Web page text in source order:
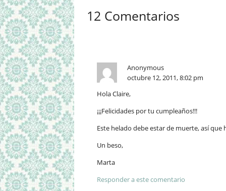
12 Comentarios
Anonymous
octubre 12, 2011, 8:02 pm
Hola Claire,
¡¡¡Felicidades por tu cumpleaños!!!
Este helado debe estar de muerte, así
Un beso,
Marta
Responder a este comentario